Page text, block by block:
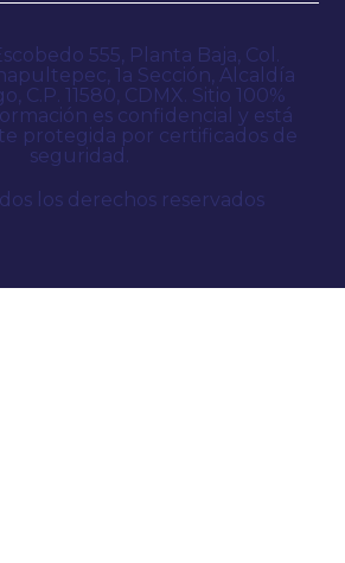
555, Planta Baja, Col.
1a Sección, Alcaldía
C.P. 11580, CDMX. Sitio 100%
es confidencial y está
protegida por certificados de
seguridad.
los derechos reservados